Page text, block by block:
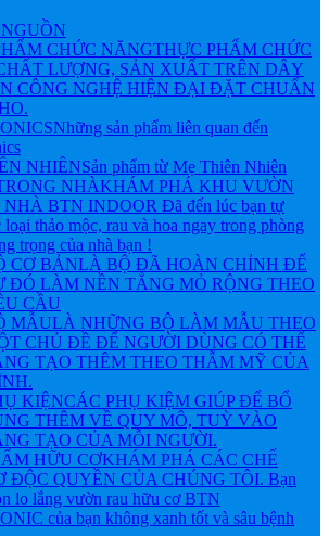
CHỨC NĂNGTHỰC PHẨM CHỨC
LƯỢNG, SẢN XUẤT TRÊN DÂY
CÔNG NGHỆ HIỆN ĐẠI ĐẶT CHUẨN
Những sản phẩm liên quan đến
NHIÊNSản phẩm từ Mẹ Thiên Nhiên
NHÀKHÁM PHÁ KHU VƯỜN
BTN INDOOR Đã đến lúc bạn tự
loại thảo mộc, rau và hoa ngay trong phòng
trọng của nhà bạn !
CƠ BẢNLÀ BỘ ĐÃ HOÀN CHỈNH ĐỂ
ĐÓ LÀM NỀN TẲNG MỎ RỘNG THEO
CẦU
MẪULÀ NHỮNG BỘ LÀM MẪU THEO
CHỦ ĐỀ ĐỂ NGƯỜI DÙNG CÓ THỂ
TẠO THÊM THEO THẪM MỸ CỦA
KIỆNCÁC PHỤ KIỆM GIÚP ĐỂ BỔ
THÊM VỀ QUY MÔ, TUỲ VÀO
TẠO CỦA MỖI NGƯỜI.
HỮU CƠKHÁM PHÁ CÁC CHẾ
ĐỘC QUYỀN CỦA CHÚNG TÔI. Bạn
lo lắng vườn rau hữu cơ BTN
của bạn không xanh tốt và sâu bệnh